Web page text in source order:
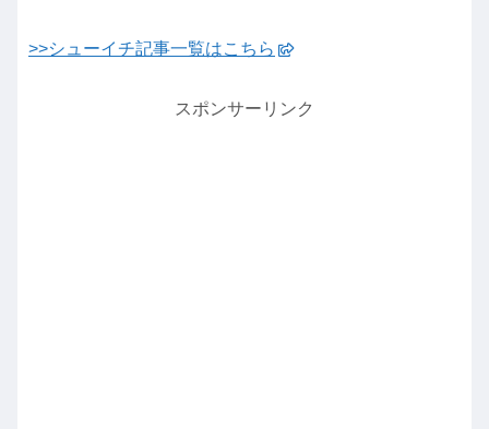
>>シューイチ記事一覧はこちら
スポンサーリンク